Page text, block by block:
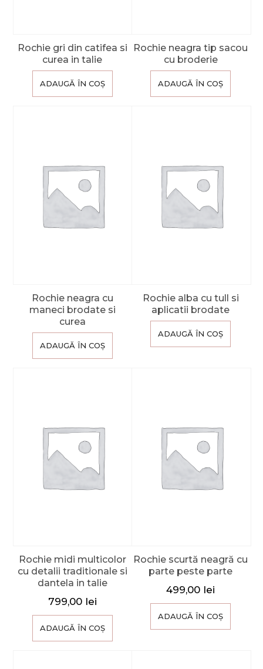
Rochie gri din catifea si
curea in talie
ADAUGĂ ÎN COȘ
Rochie neagra tip sacou
cu broderie
ADAUGĂ ÎN COȘ
Rochie neagra cu
maneci brodate si
curea
ADAUGĂ ÎN COȘ
Rochie alba cu tull si
aplicatii brodate
ADAUGĂ ÎN COȘ
Rochie midi multicolor
cu detalii traditionale si
dantela in talie
799,00 lei
ADAUGĂ ÎN COȘ
Rochie scurtă neagră cu
parte peste parte
499,00 lei
ADAUGĂ ÎN COȘ